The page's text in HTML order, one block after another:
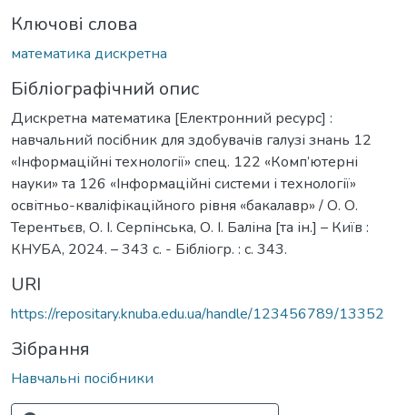
Ключові слова
математика дискретна
Бібліографічний опис
Дискретна математика [Електронний ресурс] :
навчальний посібник для здобувачів галузі знань 12
«Інформаційні технології» спец. 122 «Комп’ютерні
науки» та 126 «Інформаційні системи і технології»
освітньо-кваліфікаційного рівня «бакалавр» / О. О.
Терентьєв, О. І. Серпінська, О. І. Баліна [та ін.] – Київ :
КНУБА, 2024. – 343 с. - Бібліогр. : с. 343.
URI
https://repositary.knuba.edu.ua/handle/123456789/13352
Зібрання
Навчальні посібники